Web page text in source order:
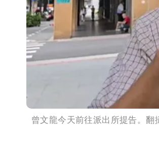
曾文龍今天前往派出所提告。翻